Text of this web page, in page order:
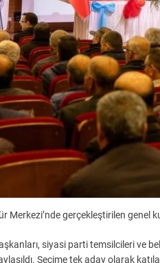
Merkezi’nde gerçekleştirilen genel
siyasi parti temsilcileri ve
Seçime tek aday olarak